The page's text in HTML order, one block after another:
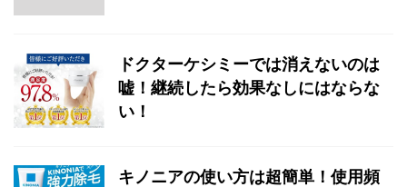
ドクターケシミーでは消えないのは
嘘！継続したら効果なしにはならな
い！
キノニアの使い方は超簡単！使用頻